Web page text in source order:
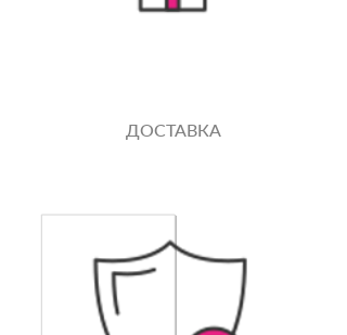
ДОСТАВКА